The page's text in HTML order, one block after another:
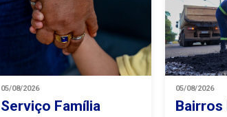
05/08/2026
Serviço Família
05/08/2026
Bairros